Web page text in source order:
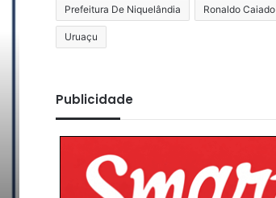
Prefeitura De Niquelândia Ronaldo Caiado
Uruaçu
Publicidade